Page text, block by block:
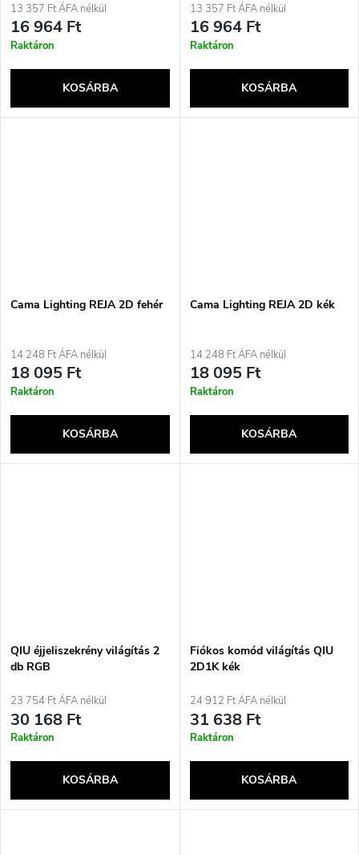
13 357 Ft ÁFA nélkül
16 964 Ft
Raktáron
KOSÁRBA
13 357 Ft ÁFA nélkül
16 964 Ft
Raktáron
KOSÁRBA
Cama Lighting REJA 2D fehér
14 248 Ft ÁFA nélkül
18 095 Ft
Raktáron
KOSÁRBA
Cama Lighting REJA 2D kék
14 248 Ft ÁFA nélkül
18 095 Ft
Raktáron
KOSÁRBA
QIU éjjeliszekrény világítás 2
db RGB
23 754 Ft ÁFA nélkül
30 168 Ft
Raktáron
KOSÁRBA
Fiókos komód világítás QIU
2D1K kék
24 912 Ft ÁFA nélkül
31 638 Ft
Raktáron
KOSÁRBA